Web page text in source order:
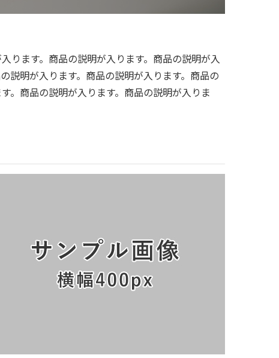
ります。商品の説明が入ります。商品の説明が入
説明が入ります。商品の説明が入ります。商品の
。商品の説明が入ります。商品の説明が入りま